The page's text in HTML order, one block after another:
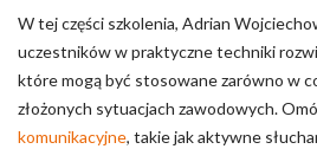
W tej części szkolenia, Adrian
uczestników w praktyczne techniki
które mogą być stosowane zarówno w
złożonych sytuacjach zawodowych.
komunikacyjne, takie jak aktywne